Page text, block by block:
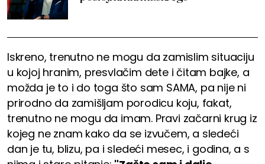
Iskreno, trenutno ne mogu da zamislim situaciju
u kojoj hranim, presvlačim dete i čitam bajke, a
možda je to i do toga što sam SAMA, pa nije ni
prirodno da zamišljam porodicu koju, fakat,
trenutno ne mogu da imam. Pravi začarni krug iz
kojeg ne znam kako da se izvučem, a sledeći
dan je tu, blizu, pa i sledeći mesec, i godina, a s